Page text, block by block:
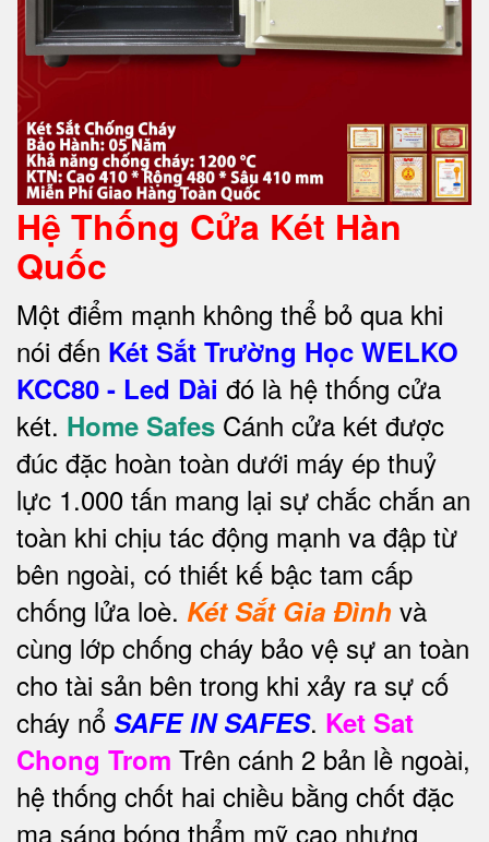
Hệ Thống Cửa Két Hàn
Quốc
Một điểm mạnh không thể bỏ qua khi
nói đến Két Sắt Trường Học WELKO
KCC80 - Led Dài đó là hệ thống cửa
két. Home Safes Cánh cửa két được
đúc đặc hoàn toàn dưới máy ép thuỷ
lực 1.000 tấn mang lại sự chắc chắn an
toàn khi chịu tác động mạnh va đập từ
bên ngoài, có thiết kế bậc tam cấp
chống lửa loè. Két Sắt Gia Đình và
cùng lớp chống cháy bảo vệ sự an toàn
cho tài sản bên trong khi xảy ra sự cố
cháy nổ SAFE IN SAFES. Ket Sat
Chong Trom Trên cánh 2 bản lề ngoài,
hệ thống chốt hai chiều bằng chốt đặc
mạ sáng bóng thẩm mỹ cao nhưng